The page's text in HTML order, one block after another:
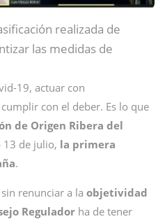
realizada de
las medidas de
19, actuar con
con el deber. Es lo que
de Origen Ribera del
13 de julio, la primera
.
renunciar a la objetividad
Regulador ha de tener